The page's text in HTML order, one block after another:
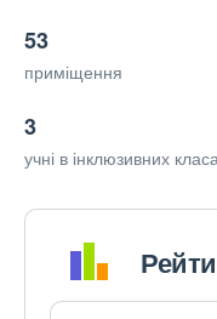
53
приміщення
3
учні в інклюзивних